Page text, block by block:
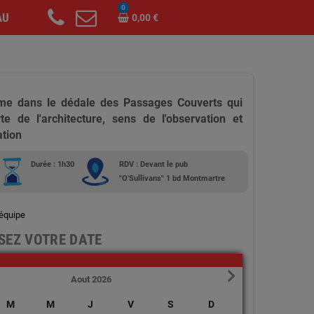
0
0,00 €
dans le dédale des Passages Couverts qui
de l'architecture, sens de l'observation et
Durée : 1h30
RDV : Devant le pub
"O'Sullivans" 1 bd Montmartre
VOTRE DATE
Aout 2026
M M J V S D